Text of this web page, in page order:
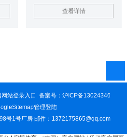
喷
小
链、皮带的张力,减速机有无添加
润滑机油，真空表反应是否灵敏。
查看详情
站登录入口 备案号： 沪ICP备13024346
管理登陆
号1号厂房 邮件：1372175865@qq.com